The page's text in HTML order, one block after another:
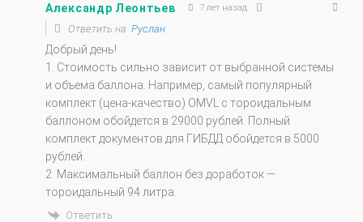
Александр Леонтьев 7 лет назад
Ответить на Руслан
Добрый день!
1. Стоимость сильно зависит от выбранной системы
и объема баллона. Например, самый популярный
комплект (цена-качество) OMVL с тороидальным
баллоном обойдется в 29000 рублей. Полный
комплект документов для ГИБДД обойдется в 5000
рублей.
2. Максимальный баллон без доработок —
тороидальный 94 литра.
Ответить